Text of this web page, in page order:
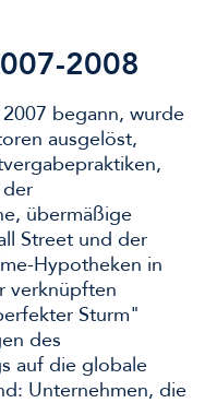
2008
begann, wurde
ausgelöst,
übermäßige
Street und der
Hypotheken in
verknüpften
Sturm"
des
auf die globale
Unternehmen, die